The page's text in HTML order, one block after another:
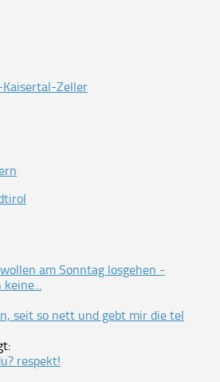
Kaisertal-Zeller
am Sonntag losgehen -
keine...
seit so nett und gebt mir die tel
respekt!